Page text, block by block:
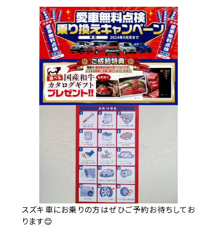
スズキ車にお乗りの方はぜひご予約お待ちしてお
ります😊